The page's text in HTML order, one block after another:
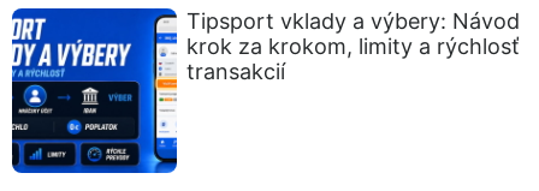
Tipsport vklady a výbery: Návod
krok za krokom, limity a rýchlosť
transakcií